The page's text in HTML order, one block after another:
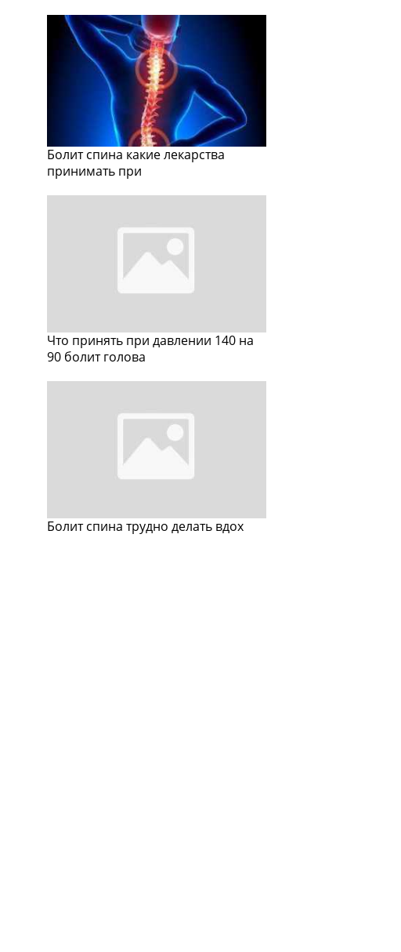
Болит спина какие лекарства
принимать при
Что принять при давлении 140 на
90 болит голова
Болит спина трудно делать вдох